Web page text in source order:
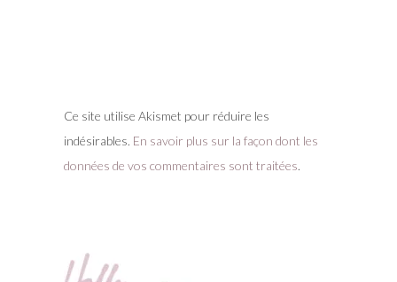
Ce site utilise Akismet pour réduire les
indésirables. En savoir plus sur la façon dont les
données de vos commentaires sont traitées.